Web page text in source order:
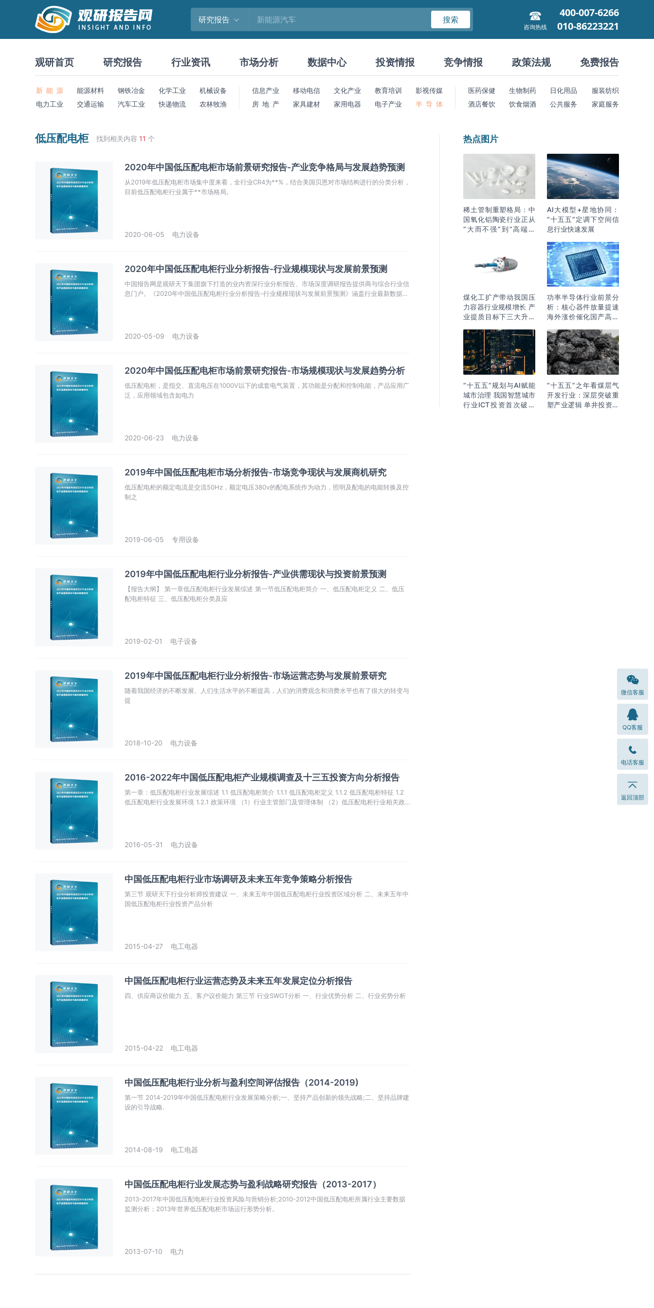
研究报告 搜索
咨询热线
400-007-6266
010-86223221
观研首页 研究报告 行业资讯 市场分析 数据中心 投资情报 竞争情报 政策法规 免费报告
新 能 源 能源材料 钢铁冶金 化学工业
机械设备
电力工业
交通运输 汽车工业 快递物流 农林牧渔
信息产业 移动电信 文化产业 教育培训
影视传媒
房 地 产
家具建材 家用电器 电子产业 半 导 体
医药保健 生物制药 日化用品
服装纺织
酒店餐饮
饮食烟酒 公共服务 家庭服务
低压配电柜 找到相关内容 11 个
2020年中国低压配电柜市场前景研究报告-产业竞争格局与发展趋势预测
从2019年低压配电柜市场集中度来看，全行业CR4为**%，结合美国贝恩对市场结构进行的分类分析，
目前低压配电柜行业属于**市场格局。
2020-06-05 电力设备
2020年中国低压配电柜行业分析报告-行业规模现状与发展前景预测
中国报告网是观研天下集团旗下打造的业内资深行业分析报告、市场深度调研报告提供商与综合行业信
息门户。《2020年中国低压配电柜行业分析报告-行业规模现状与发展前景预测》涵盖行业最新数据，
2020-05-09 电力设备
2020年中国低压配电柜市场前景研究报告-市场规模现状与发展趋势分析
低压配电柜，是指交、直流电压在1000V以下的成套电气装置，其功能是分配和控制电能，产品应用广
泛，应用领域包含如电力
2020-06-23 电力设备
2019年中国低压配电柜市场分析报告-市场竞争现状与发展商机研究
低压配电柜的额定电流是交流50Hz，额定电压380v的配电系统作为动力，照明及配电的电能转换及控
制之
2019-06-05 专用设备
2019年中国低压配电柜行业分析报告-产业供需现状与投资前景预测
【报告大纲】 第一章低压配电柜行业发展综述 第一节低压配电柜简介 一、低压配电柜定义 二、低压
配电柜特征 三、低压配电柜分类及应
2019-02-01 电子设备
2019年中国低压配电柜行业分析报告-市场运营态势与发展前景研究
随着我国经济的不断发展、人们生活水平的不断提高，人们的消费观念和消费水平也有了很大的转变与
提
2018-10-20 电力设备
2016-2022年中国低压配电柜产业规模调查及十三五投资方向分析报告
第一章：低压配电柜行业发展综述 1.1 低压配电柜简介 1.1.1 低压配电柜定义 1.1.2 低压配电柜特征 1.2
低压配电柜行业发展环境 1.2.1 政策环境 （1）行业主管部门及管理体制 （2）低压配电柜行业相关政
2016-05-31 电力设备
中国低压配电柜行业市场调研及未来五年竞争策略分析报告
第三节 观研天下行业分析师投资建议 一、未来五年中国低压配电柜行业投资区域分析 二、未来五年中
国低压配电柜行业投资产品分析
2015-04-27 电工电器
中国低压配电柜行业运营态势及未来五年发展定位分析报告
四、供应商议价能力 五、客户议价能力 第三节 行业SWOT分析 一、行业优势分析 二、行业劣势分析
2015-04-22 电工电器
中国低压配电柜行业分析与盈利空间评估报告（2014-2019)
第一节 2014-2019年中国低压配电柜行业发展策略分析;一、坚持产品创新的领先战略;二、坚持品牌建
设的引导战略.
2014-08-19 电工电器
中国低压配电柜行业发展态势与盈利战略研究报告（2013-2017）
2013-2017年中国低压配电柜行业投资风险与营销分析;2010-2012中国低压配电柜所属行业主要数据
监测分析；2013年世界低压配电柜市场运行形势分析。
2013-07-10 电力
热点图片
稀土管制重塑格局：中
国氧化铝陶瓷行业正从
“大而不强”到“高端突
AI大模型+星地协同：
“十五五”定调下空间信
息行业快速发展
煤化工扩产带动我国压
力容器行业规模增长 产
业提质目标下三大升级
功率半导体行业前景分
析：核心器件放量提速
海外涨价催化国产高端
“十五五”规划与AI赋能
城市治理 我国智慧城市
行业ICT投资首次破万
“十五五”之年看煤层气
开发行业：深层突破重
塑产业逻辑 单井投资成
微信客服
QQ客服
电话客服
返回顶部